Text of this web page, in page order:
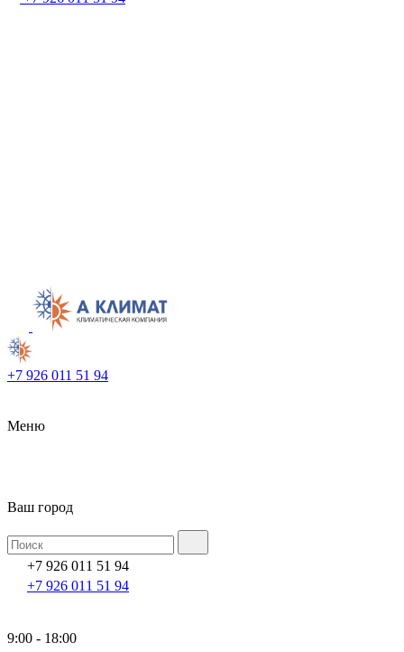
+7 926 011 51 94
Меню
Ваш город
+7 926 011 51 94
+7 926 011 51 94
9:00 - 18:00